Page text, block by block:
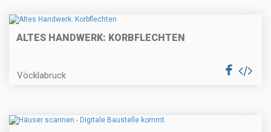
ALTES HANDWERK: KORBFLECHTEN
Vöcklabruck